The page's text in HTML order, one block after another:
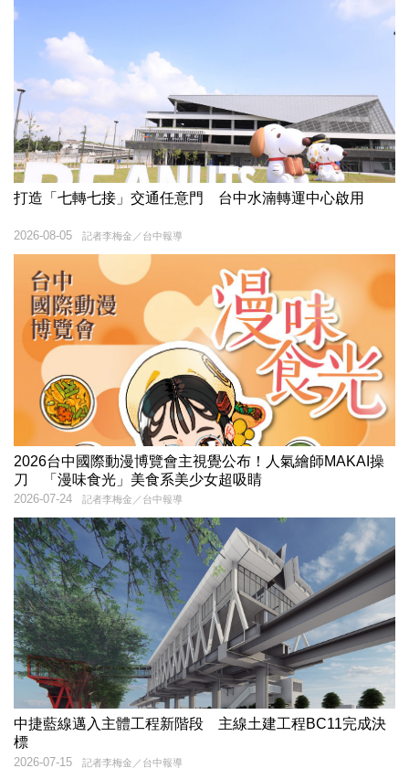
打造「七轉七接」交通任意門 台中水湳轉運中心啟用
記者李梅金／台中報導
2026-08-05
2026台中國際動漫博覽會主視覺公布！人氣繪師MAKAI操
刀 「漫味食光」美食系美少女超吸睛
記者李梅金／台中報導
2026-07-24
中捷藍線邁入主體工程新階段 主線土建工程BC11完成決
標
記者李梅金／台中報導
2026-07-15